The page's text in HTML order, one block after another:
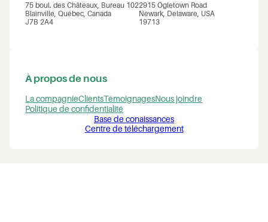
75 boul. des Châteaux, Bureau 102
Blainville, Québec, Canada
J7B 2A4
2915 Ogletown Road
Newark, Delaware, USA
19713
À propos de nous
La compagnieClientsTémoignagesNous joindre
Politique de confidentialité
Base de conaissances
Centre de téléchargement